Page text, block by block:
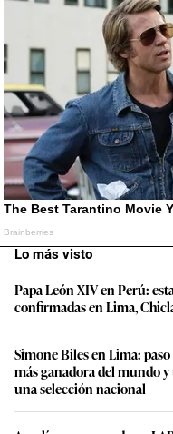
Lo más visto
Papa León XIV en Perú:
confirmadas en Lima,
Simone Biles en Lima:
más ganadora del mundo
una selección nacional